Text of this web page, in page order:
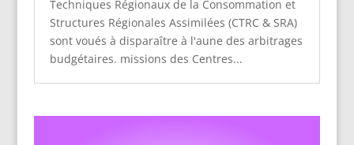
Techniques Régionaux de la Consommation et
Structures Régionales Assimilées (CTRC & SRA)
sont voués à disparaître à l'aune des arbitrages
budgétaires. missions des Centres...